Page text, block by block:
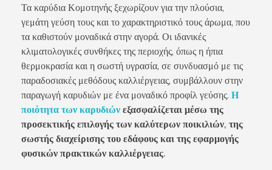
Τα καρύδια Κομοτηνής ξεχωρίζουν για την πλούσια,
γεμάτη γεύση τους και το χαρακτηριστικό τους άρωμα, που
τα καθιστούν μοναδικά στην αγορά. Οι ιδανικές
κλιματολογικές συνθήκες της περιοχής, όπως η ήπια
θερμοκρασία και η σωστή υγρασία, σε συνδυασμό με τις
παραδοσιακές μεθόδους καλλιέργειας, συμβάλλουν στην
παραγωγή καρυδιών με ένα μοναδικό προφίλ γεύσης. Η
ποιότητα των καρυδιώνεξασφαλίζεται μέσω της
προσεκτικής επιλογής των καλύτερων ποικιλιών, της
σωστής διαχείρισης του εδάφους και της εφαρμογής
φυσικών πρακτικών καλλιέργειας.